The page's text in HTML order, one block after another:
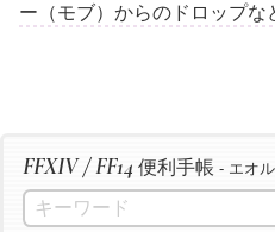
ー（モブ）からのドロップな
FFXIV / FF14 便利手帳 - エオ